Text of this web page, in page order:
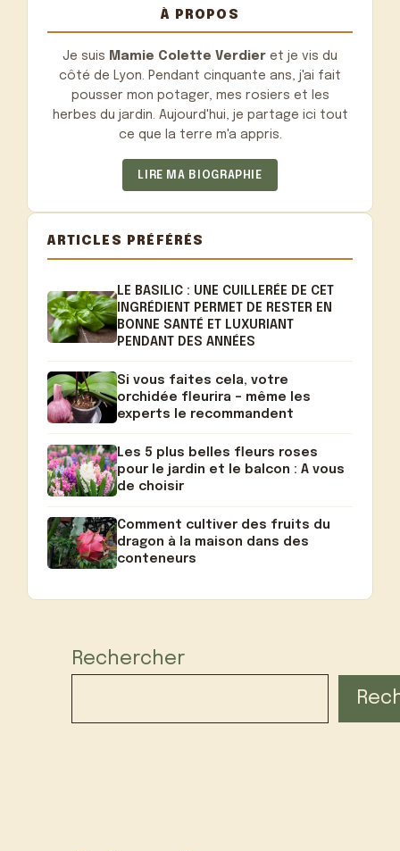
À PROPOS
Je suis Mamie Colette Verdier et je vis du
côté de Lyon. Pendant cinquante ans, j'ai fait
pousser mon potager, mes rosiers et les
herbes du jardin. Aujourd'hui, je partage ici tout
ce que la terre m'a appris.
LIRE MA BIOGRAPHIE
ARTICLES PRÉFÉRÉS
LE BASILIC : UNE CUILLERÉE DE CET
INGRÉDIENT PERMET DE RESTER EN
BONNE SANTÉ ET LUXURIANT
PENDANT DES ANNÉES
Si vous faites cela, votre
orchidée fleurira – même les
experts le recommandent
Les 5 plus belles fleurs roses
pour le jardin et le balcon : A vous
de choisir
Comment cultiver des fruits du
dragon à la maison dans des
conteneurs
Rechercher